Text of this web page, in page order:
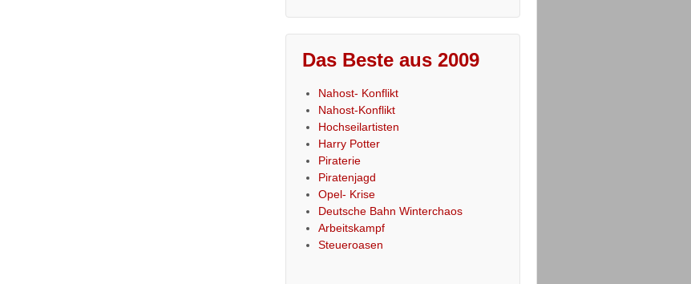
Das Beste aus 2009
Nahost- Konflikt
Nahost-Konflikt
Hochseilartisten
Harry Potter
Piraterie
Piratenjagd
Opel- Krise
Deutsche Bahn Winterchaos
Arbeitskampf
Steueroasen